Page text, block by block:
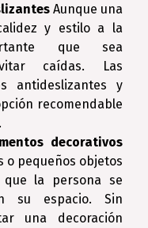
Aunque una
y estilo a la
que sea
caídas. Las
antideslizantes y
recomendable
decorativos
o pequeños objetos
que la persona se
su espacio. Sin
una decoración